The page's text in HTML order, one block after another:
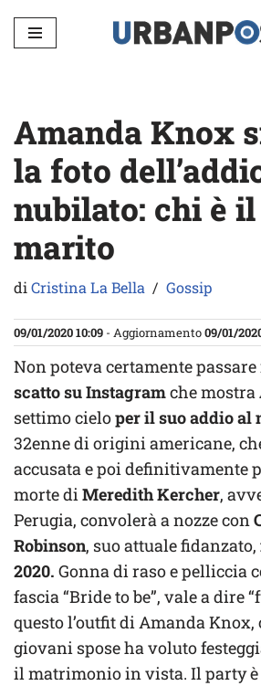
Vai
Amanda Knox
la foto
nubilato: chi è
marito
diCristina La Bella Gossip
09/01/2020 10:09 - Aggiornamento09/01/
Non poteva certamente
scatto su Instagramche mostra
settimo cieloper il suo addio al
32enne di origini americane,
accusata e poi definitivamente
morte diMeredith Kercher,
Perugia, convolerà a nozze con
Robinson, suo attuale fidanzato,
2020. Gonna di raso e pelliccia
fascia “Bride to be”, vale a dire
questo l’outfit di Amanda Knox,
giovani spose ha voluto
il matrimonio in vista. Il party è